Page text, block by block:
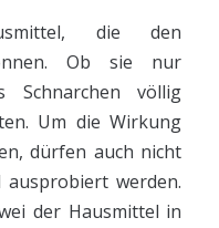
die den
Ob sie nur
völlig
Um die Wirkung
dürfen auch nicht
werden.
der Hausmittel in